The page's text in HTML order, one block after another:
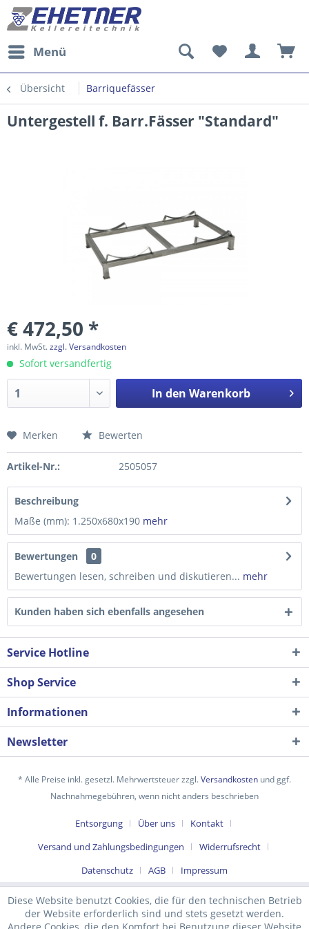
Menü
Übersicht Barriquefässer
Untergestell f. Barr.Fässer "Standard"
€ 472,50 *
inkl. MwSt.zzgl. Versandkosten
Sofort versandfertig
In den Warenkorb
Preis anfragen
Ich habe dieDatenschutzerklärunggelesen,
Mit * gekennzeichnete Felder sind Pflichtfelder.
Senden
Merken Bewerten
Artikel-Nr.: 2505057
Beschreibung
Maße (mm): 1.250x680x190 mehr
Bewertungen
0
Bewertungen lesen, schreiben und diskutieren... mehr
Kunden haben sich ebenfalls angesehen
Service Hotline
Shop Service
Informationen
Newsletter
* Alle Preise inkl. gesetzl. Mehrwertsteuer zzgl.Versandkosten und ggf.
Nachnahmegebühren, wenn nicht anders beschrieben
Entsorgung Über uns
Kontakt
Versand und Zahlungsbedingungen
Widerrufsrecht
Datenschutz
AGB Impressum
Diese Website benutzt Cookies, die für den technischen Betrieb
der Website erforderlich sind und stets gesetzt werden.